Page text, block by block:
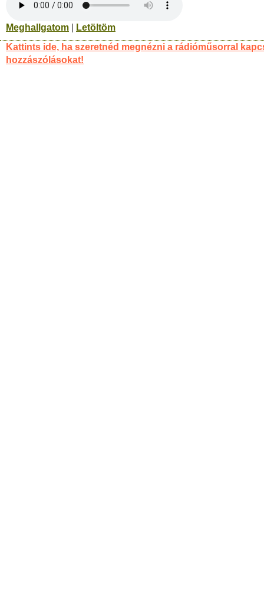
Meghallgatom
Letöltöm
Kattints ide, ha szeretnéd megnézni a rádióműsorral
hozzászólásokat!